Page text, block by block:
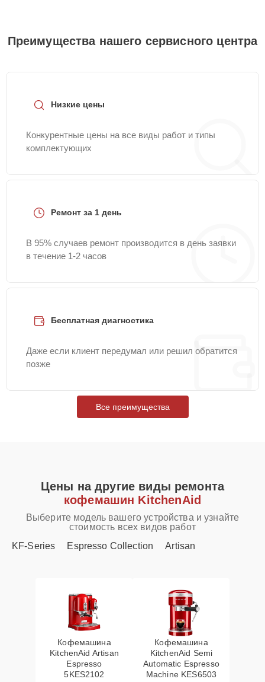
Преимущества нашего сервисного центра
Низкие цены
Конкурентные цены на все виды работ и типы
комплектующих
Ремонт за 1 день
В 95% случаев ремонт производится в день заявки
в течение 1-2 часов
Бесплатная диагностика
Даже если клиент передумал или решил обратится
позже
Все преимущества
Цены на другие виды ремонта
кофемашин KitchenAid
Выберите модель вашего устройства и узнайте
стоимость всех видов работ
KF-Series
Espresso Collection Artisan
Кофемашина
KitchenAid Artisan
Espresso
5KES2102
Кофемашина
KitchenAid Semi
Automatic Espresso
Machine KES6503